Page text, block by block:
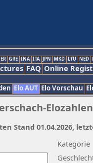
GRE INA ITA JPN MKD LTU NED
FAQ Online
Elo AUT Elo Vorschau
Elozahlen
Kategorie
Stand 01.04.2026,